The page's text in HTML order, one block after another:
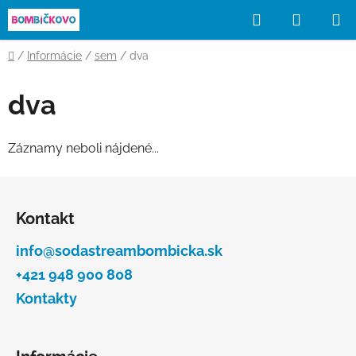
Prejsť
na
obsah
Hľadať
KOŠÍK
Domov
/ Informácie / sem / dva
dva
Záznamy neboli nájdené...
Kontakt
info@sodastreambombicka.sk
+421 948 900 808
Kontakty